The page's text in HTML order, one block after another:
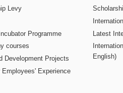
Levy
Programme
courses
Development Projects
Employees' Experience
Latest
English)